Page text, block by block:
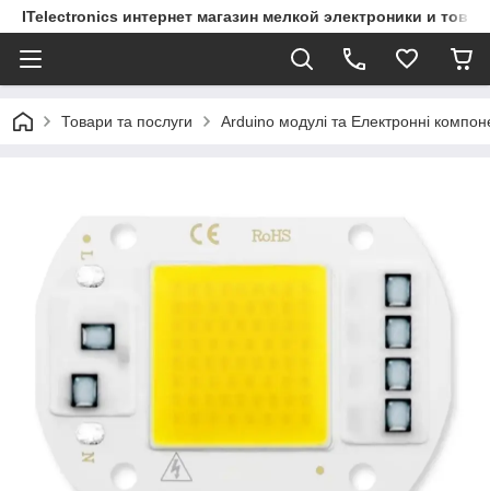
ITelectronics интернет магазин мелкой электроники и
Товари та послуги Arduino модулі та Електронні